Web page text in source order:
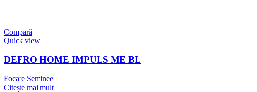
Compară
Quick view
DEFRO HOME IMPULS ME BL
Focare Seminee
Citește mai mult